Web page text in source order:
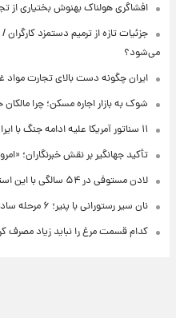
افشاگری هولناک بهنوش بختیاری
جزئیات تازه از ترمیم دستمزد
می‌شود؟
ایران چگونه دست بالای تجارت مواد
شوک به بازار اجاره مسکن؛ چرا
۱۱ سناتور آمریکا علیه ادامه جنگ با ایران وارد عمل شدند
تأکید جهانگیر بر نقش خبرنگاران؛
لادن مستوفی در ۵۴ سالگی با این استایل متفاوت دیده شد!
نان سیر رستورانی با پنیر؛ ۶ مرحله ساده برای یک نان پف‌دار و کش‌دار
کدام قسمت مرغ را نباید زیاد مصرف